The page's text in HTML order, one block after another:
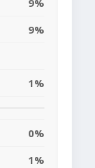
9%
9%
1%
0%
1%